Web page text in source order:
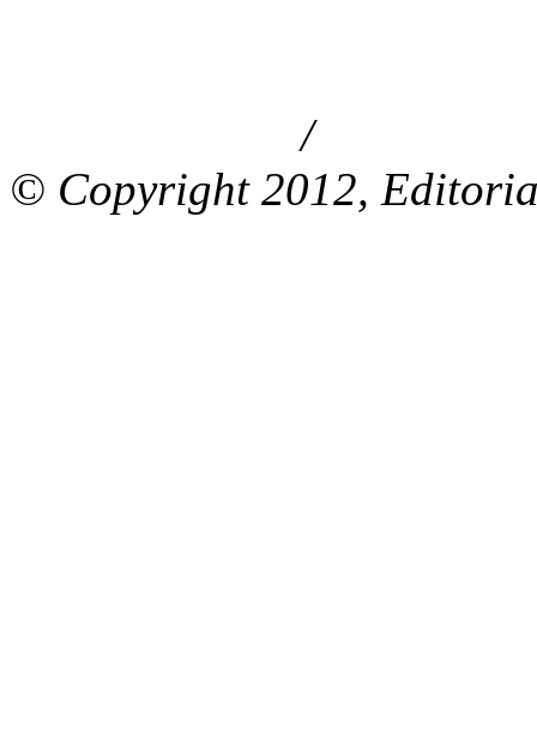
/
© Copyright 2012,